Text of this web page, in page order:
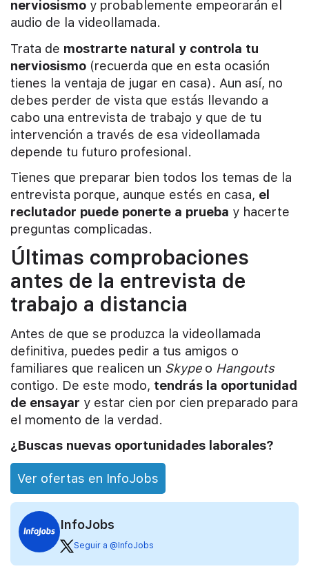
nerviosismo y probablemente empeorarán el
audio de la videollamada.
Trata de mostrarte natural y controla tu
nerviosismo (recuerda que en esta ocasión
tienes la ventaja de jugar en casa). Aun así, no
debes perder de vista que estás llevando a
cabo una entrevista de trabajo y que de tu
intervención a través de esa videollamada
depende tu futuro profesional.
Tienes que preparar bien todos los temas de la
entrevista porque, aunque estés en casa, el
reclutador puede ponerte a prueba y hacerte
preguntas complicadas.
Últimas comprobaciones
antes de la entrevista de
trabajo a distancia
Antes de que se produzca la videollamada
definitiva, puedes pedir a tus amigos o
familiares que realicen un Skypeo Hangouts
contigo. De este modo, tendrás la oportunidad
de ensayar y estar cien por cien preparado para
el momento de la verdad.
¿Buscas nuevas oportunidades laborales?
Ver ofertas en InfoJobs
InfoJobs
Seguir a @InfoJobs